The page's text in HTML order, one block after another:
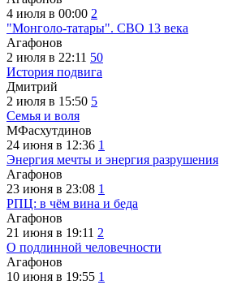
4 июля в 00:00 2
"Монголо-татары". СВО 13 века
Агафонов
2 июля в 22:11 50
История подвига
Дмитрий
2 июля в 15:50 5
Семья и воля
МФасхутдинов
24 июня в 12:36 1
Энергия мечты и энергия разрушения
Агафонов
23 июня в 23:08 1
РПЦ: в чём вина и беда
Агафонов
21 июня в 19:11 2
О подлинной человечности
Агафонов
10 июня в 19:55 1